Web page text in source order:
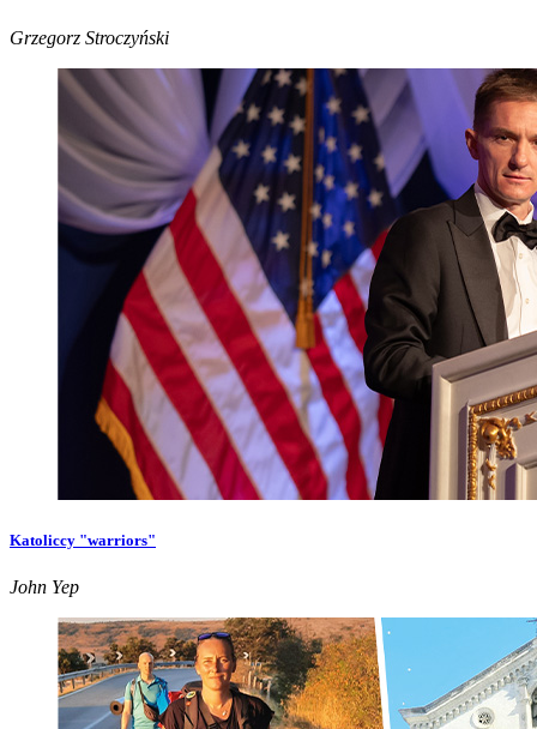
Grzegorz Stroczyński
Katoliccy "warriors"
John Yep